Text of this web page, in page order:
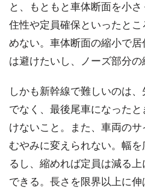
と、もともと車体断面を小
住性や定員確保といったと
めない。車体断面の縮小で
は避けたいし、ノーズ部分の
しかも新幹線で難しいのは
でなく、最後尾車になった
けないこと。また、車両のサ
むやみに変えられない。幅
るし、縮めれば定員は減る
できる。長さを限界以上に